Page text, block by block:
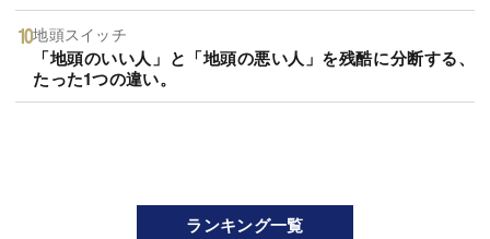
地頭スイッチ
「地頭のいい人」と「地頭の悪い人」を残酷に分断する、
たった1つの違い。
ランキング一覧